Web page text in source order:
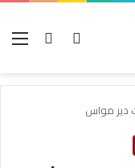
بحث عنتسجيل
دير مواس